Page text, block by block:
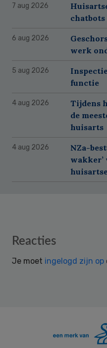
7 aug 2026
6 aug 2026
werk
5 aug 2026
functie
4 aug 2026
Tijdens
de
huisarts
4 aug 2026
NZa-
wakker’
Reader
Reacties
Je moet ingelogd zijn op